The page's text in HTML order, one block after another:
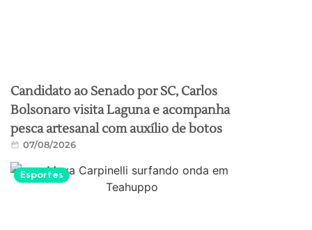
Candidato ao Senado por SC, Carlos
Bolsonaro visita Laguna e acompanha
pesca artesanal com auxílio de botos
07/08/2026
Esportes